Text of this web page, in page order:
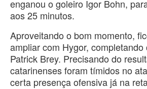
enganou o goleiro Igor Bohn,
aos 25 minutos.
Aproveitando o bom momento,
ampliar com Hygor,
Patrick Brey. Precisando do
catarinenses foram tímidos no
certa presença ofensiva já na